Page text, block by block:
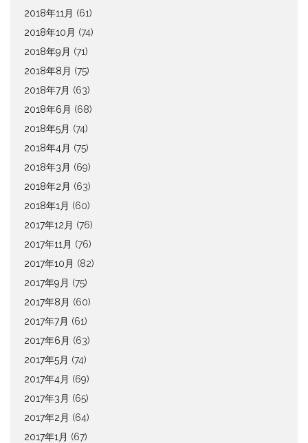
2018年11月 (61)
2018年10月 (74)
2018年9月 (71)
2018年8月 (75)
2018年7月 (63)
2018年6月 (68)
2018年5月 (74)
2018年4月 (75)
2018年3月 (69)
2018年2月 (63)
2018年1月 (60)
2017年12月 (76)
2017年11月 (76)
2017年10月 (82)
2017年9月 (75)
2017年8月 (60)
2017年7月 (61)
2017年6月 (63)
2017年5月 (74)
2017年4月 (69)
2017年3月 (65)
2017年2月 (64)
2017年1月 (67)